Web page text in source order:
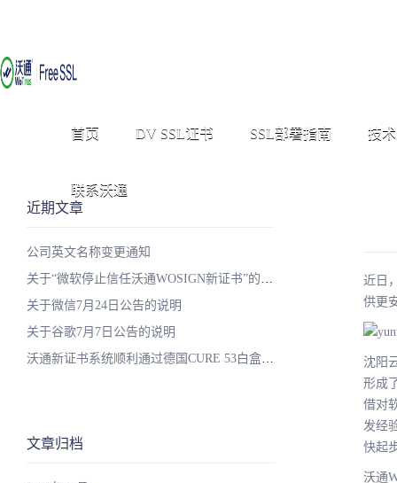
首页 DV SSL证书 SSL部署指南 技
联系沃通
近期文章
公司英文名称变更通知
关于“微软停止信任沃通WOSIGN新证书”的说明
关于微信7月24日公告的说明
关于谷歌7月7日公告的说明
沃通新证书系统顺利通过德国CURE 53白盒子安全测试
文章归档
近日
供更
沈阳
形成
借对
发经
快起
沃通